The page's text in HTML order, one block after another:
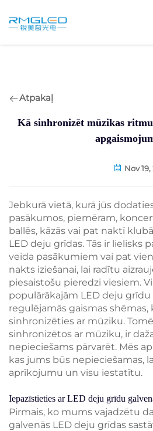
Atpakaļ
Kā sinhronizēt mūzikas
Nov 19,
Jebkurā vietā, kurā jūs
pasākumos, piemēram,
ballēs, kāzās vai pat naktī
LED deju grīdas. Tās ir lielisks
veida pasākumiem vai pat
nakts iziešanai, lai radītu
piesaistošu pieredzi viesiem.
populārākajām LED deju
regulējamās gaismas shēmas,
sinhronizēties ar mūziku.
sinhronizētos ar mūziku, ir
nepieciešams pārvarēt. Mēs
kas jums būs nepieciešamas,
aprīkojumu un visu iestatītu.
Iepazīstieties ar LED deju grīdu
Pirmais, ko mums vajadzētu
galvenās LED deju grīdas